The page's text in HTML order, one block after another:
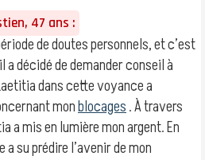
47 ans :
de doutes personnels, et c’est
a décidé de demander conseil à
dans cette voyance a
monblocages. À travers
a mis en lumière mon argent. En
a su prédire l’avenir de mon